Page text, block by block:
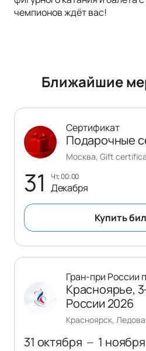
чемпионов ждёт вас!
Ближайшие
31 чт, 00:00
Декабря
Сертификат
Подарочные
Москва, Gift
Купить
31 октября — 1 ноября
Красноярье,
России 2026
Красноярск,